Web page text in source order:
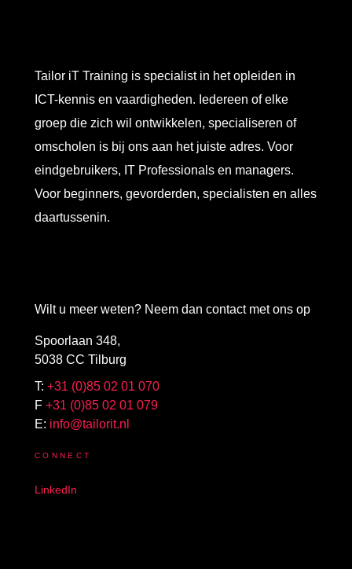
Wilt u meer weten? Neem dan contact met ons op
Spoorlaan 348,
5038 CC Tilburg
T: +31 (0)85 02 01 070
F +31 (0)85 02 01 079
E: info@tailorit.nl
CONNECT
LinkedIn
Tailor iT Training is specialist in het opleiden in
ICT-kennis en vaardigheden. Iedereen of elke
groep die zich wil ontwikkelen, specialiseren of
omscholen is bij ons aan het juiste adres. Voor
eindgebruikers, IT Professionals en managers.
Voor beginners, gevorderden, specialisten en alles
daartussenin.